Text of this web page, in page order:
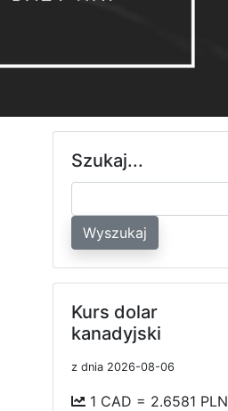
Szukaj...
Wyszukaj
Kurs dolar
kanadyjski
z dnia 2026-08-06
1 CAD = 2.6581 PLN